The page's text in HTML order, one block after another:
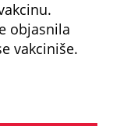
objasnila
vakciniše.